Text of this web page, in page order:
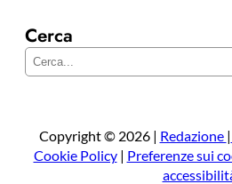
Cerca
e
a
Copyright © 2026 | Redazione |
Cookie Policy| Preferenze sui